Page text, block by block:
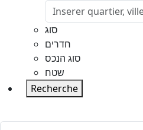
סוג
חדרים
סוג הנכס
שטח
Recherche